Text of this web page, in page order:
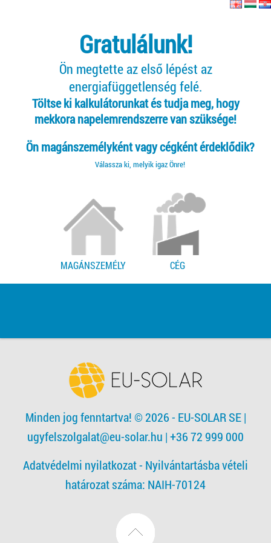
Gratulálunk!
Ön megtette az első lépést az
energiafüggetlenség felé.
Töltse ki kalkulátorunkat és tudja meg, hogy
mekkora napelemrendszerre van szüksége!
Ön magánszemélyként vagy cégként érdeklődik?
Válassza ki, melyik igaz Önre!
MAGÁNSZEMÉLY CÉG
Minden jog fenntartva! © 2026 - EU-SOLAR SE|
ugyfelszolgalat@eu-solar.hu | +36 72 999 000
Adatvédelmi nyilatkozat - Nyilvántartásba vételi
határozat száma: NAIH-70124